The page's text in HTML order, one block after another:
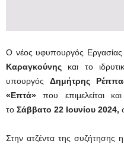
Ο νέος υφυπουργός Εργασίας
Καραγκούνης και το
υπουργός Δημήτρης
«Επτά» που επιμελείται
το Σάββατο 22 Ιουνίου 2024,
Στην ατζέντα της συζήτησης η